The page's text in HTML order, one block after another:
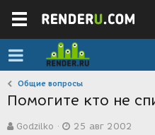
Общие вопросы
Помогите кто не
в
Godzilko
а
25 авг 2002